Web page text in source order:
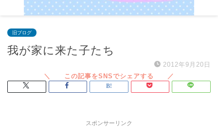
旧ブログ
我が家に来た子たち
2012年9月20日
スポンサーリンク